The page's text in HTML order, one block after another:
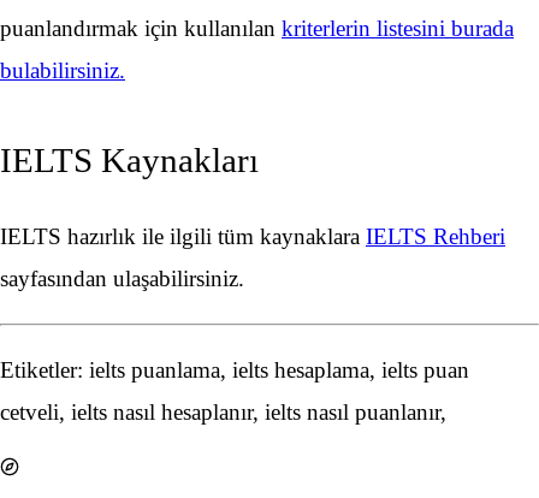
puanlandırmak için kullanılan kriterlerin listesini burada
bulabilirsiniz.
IELTS Kaynakları
IELTS hazırlık ile ilgili tüm kaynaklara IELTS Rehberi
sayfasından ulaşabilirsiniz.
Etiketler: ielts puanlama, ielts hesaplama, ielts puan
cetveli, ielts nasıl hesaplanır, ielts nasıl puanlanır,